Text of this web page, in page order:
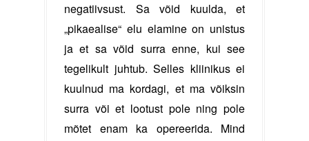
negatiivsust. Sa võid kuulda, et
„pikaealise“ elu elamine on unistus
ja et sa võid surra enne, kui see
tegelikult juhtub. Selles kliinikus ei
kuulnud ma kordagi, et ma võiksin
surra või et lootust pole ning pole
mõtet enam ka opereerida. Mind